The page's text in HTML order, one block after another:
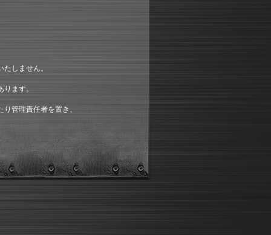
しません。
ます。
管理責任者を置き、